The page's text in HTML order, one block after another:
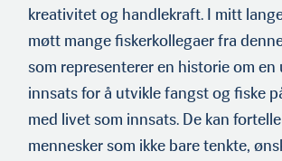
kreativitet og handlekraft. I mitt
møtt mange fiskerkollegaer fra
som representerer en historie om
innsats for å utvikle fangst og fiske
med livet som innsats. De kan
mennesker som ikke bare tenkte,